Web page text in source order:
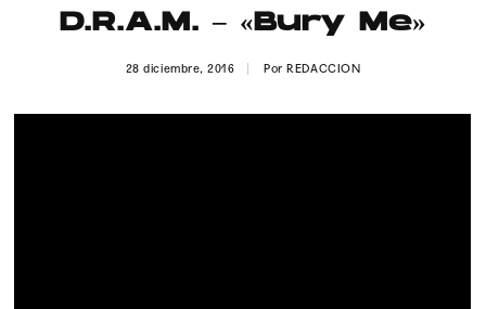
D.R.A.M. – «Bury Me»
28 diciembre, 2016 PorREDACCION